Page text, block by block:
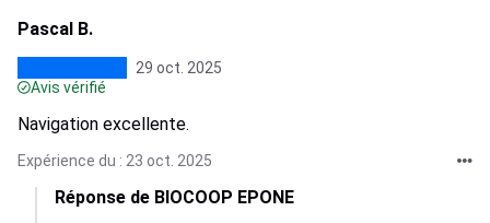
Pascal B.
29 oct. 2025
Avis vérifié
Navigation excellente.
Expérience du : 23 oct. 2025
Réponse de BIOCOOP EPONE